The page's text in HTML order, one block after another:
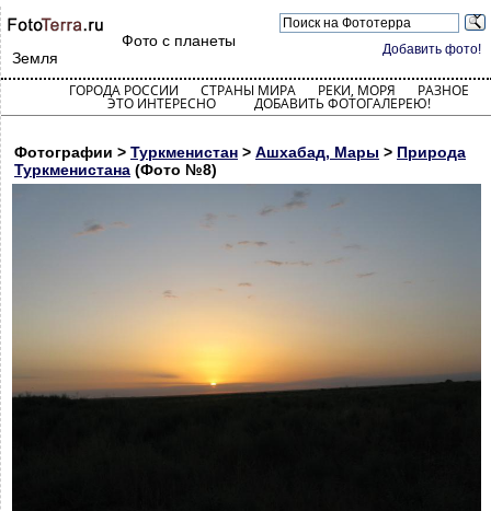
Добавить фото!
Фото с планеты
Земля
ГОРОДА РОССИИ СТРАНЫ МИРА РЕКИ, МОРЯ РАЗНОЕ
ЭТО ИНТЕРЕСНО ДОБАВИТЬ ФОТОГАЛЕРЕЮ!
Фотографии > Туркменистан > Ашхабад, Мары > Природа
Туркменистана (Фото №8)